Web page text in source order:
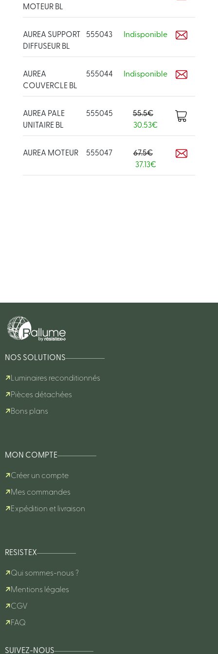
MOTEUR BL
AUREA SUPPORT
DIFFUSEUR BL
555043 Indisponible
AUREA
COUVERCLE BL
555044 Indisponible
AUREA PALE
UNITAIRE BL
555045
55.5€
30.53€
AUREA MOTEUR 555047
67.5€
37.13€
NOS SOLUTIONS
Luminaires reconditionnés
Pièces détachées
Bons plans
MON COMPTE
Créer un compte
Mes commandes
Expédition et livraison
RESISTEX
Qui sommes-nous ?
Mentions légales
CGV
FAQ
SUIVEZ-NOUS